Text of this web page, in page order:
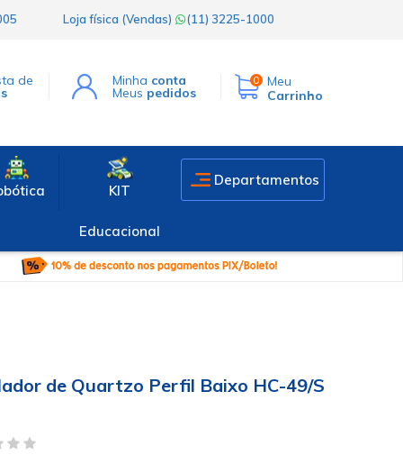
Loja física (Vendas) (11) 3225-1000
de Minha conta
Meus pedidos
0
Meu
Carrinho
KIT
Educacional
Departamentos
de Quartzo Perfil Baixo HC-49/S